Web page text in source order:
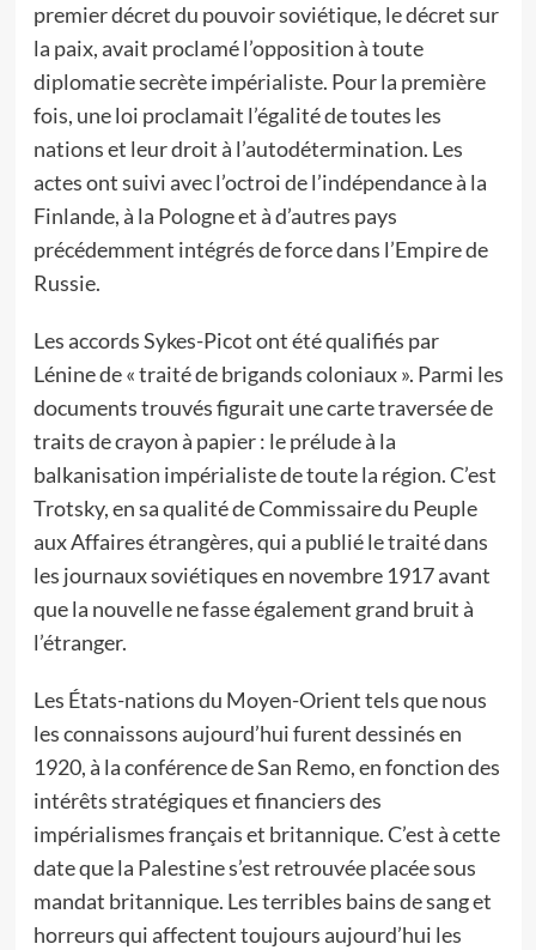
premier décret du pouvoir soviétique, le décret sur
la paix, avait proclamé l’opposition à toute
diplomatie secrète impérialiste. Pour la première
fois, une loi proclamait l’égalité de toutes les
nations et leur droit à l’autodétermination. Les
actes ont suivi avec l’octroi de l’indépendance à la
Finlande, à la Pologne et à d’autres pays
précédemment intégrés de force dans l’Empire de
Russie.
Les accords Sykes-Picot ont été qualifiés par
Lénine de « traité de brigands coloniaux ». Parmi les
documents trouvés figurait une carte traversée de
traits de crayon à papier : le prélude à la
balkanisation impérialiste de toute la région. C’est
Trotsky, en sa qualité de Commissaire du Peuple
aux Affaires étrangères, qui a publié le traité dans
les journaux soviétiques en novembre 1917 avant
que la nouvelle ne fasse également grand bruit à
l’étranger.
Les États-nations du Moyen-Orient tels que nous
les connaissons aujourd’hui furent dessinés en
1920, à la conférence de San Remo, en fonction des
intérêts stratégiques et financiers des
impérialismes français et britannique. C’est à cette
date que la Palestine s’est retrouvée placée sous
mandat britannique. Les terribles bains de sang et
horreurs qui affectent toujours aujourd’hui les